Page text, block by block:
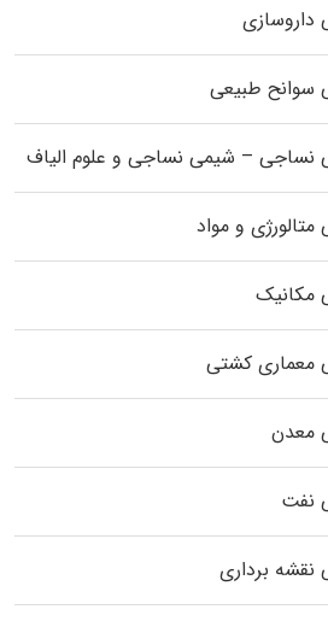
داروسازی
سوانح طبیعی
نساجی – شیمی نساجی و علوم الیاف
و مواد
مکانیک
معماری کشتی
معدن
نفت
برداری